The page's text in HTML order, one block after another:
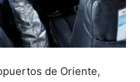
de Oriente,